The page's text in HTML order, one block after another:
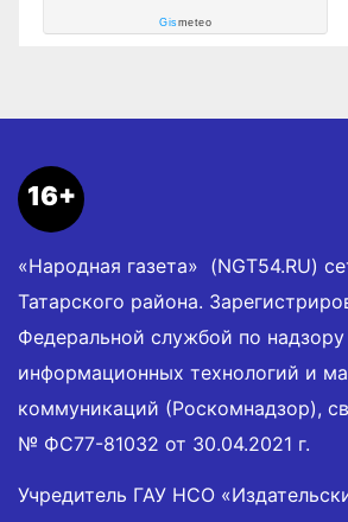
Gismeteo
16+
«Народная газета» (NGT54.RU)
Татарского района.
Федеральной службой по надзору
информационных технологий и
коммуникаций (Роскомнадзор),
№ ФС77-81032 от 30.04.2021 г.
Учредитель ГАУ НСО